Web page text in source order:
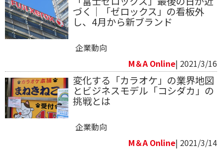
づく｜「ゼロックス」の看板外
し、4月から新ブランド
企業動向
M＆A Online| 2021/3/16
変化する「カラオケ」の業界地図
とビジネスモデル「コシダカ」の
挑戦とは
企業動向
M＆A Online| 2021/3/14